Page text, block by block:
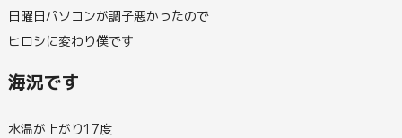
日曜日パソコンが調子悪かったので
ヒロシに変わり僕です
海況です
水温が上がり17度